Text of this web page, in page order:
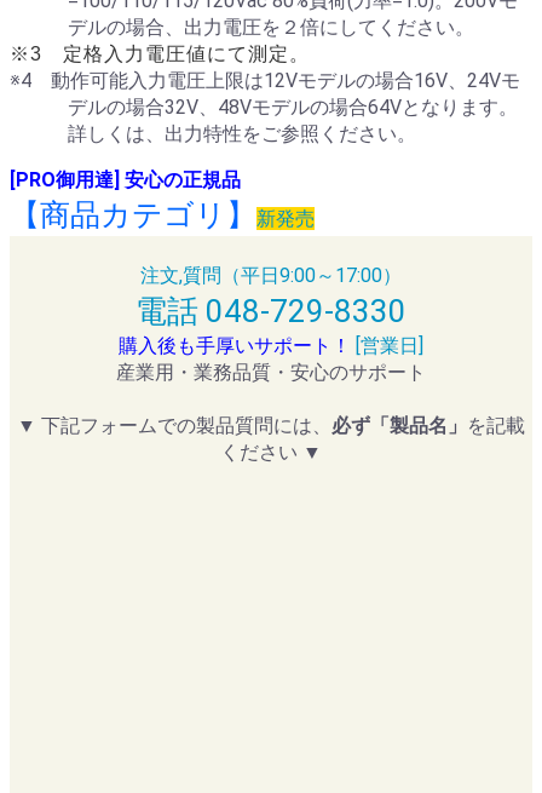
デルの場合、出力電圧を２倍にしてください。
※3 定格入力電圧値にて測定。
※4 動作可能入力電圧上限は12Vモデルの場合16V、24Vモ
デルの場合32V、48Vモデルの場合64Vとなります。
詳しくは、出力特性をご参照ください。
[PRO御用達] 安心の正規品
【商品カテゴリ】 新発売
注文,質問（平日9:00～17:00）
電話 048-729-8330
購入後も手厚いサポート！
[営業日]
産業用・業務品質・安心のサポート
▼ 下記フォームでの製品質問には、 必ず「製品名」 を記載
ください ▼